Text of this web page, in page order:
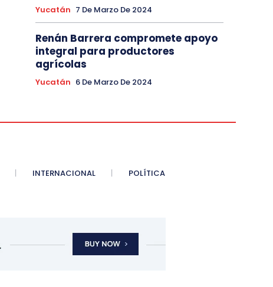
Yucatán 7 De Marzo De 2024
Renán Barrera compromete apoyo
integral para productores
agrícolas
Yucatán 6 De Marzo De 2024
INTERNACIONAL POLÍTICA